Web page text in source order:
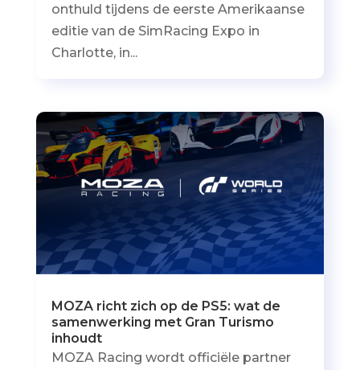
onthuld tijdens de eerste Amerikaanse
editie van de SimRacing Expo in
Charlotte, in...
MOZA richt zich op de PS5: wat de
samenwerking met Gran Turismo
inhoudt
MOZA Racing wordt officiële partner